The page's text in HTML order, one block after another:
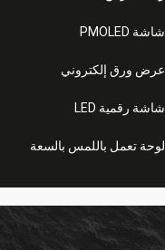
شاشة PMOLED
عرض ورق إلكتروني
شاشة رقمية LED
لوحة تعمل باللمس بالسعة